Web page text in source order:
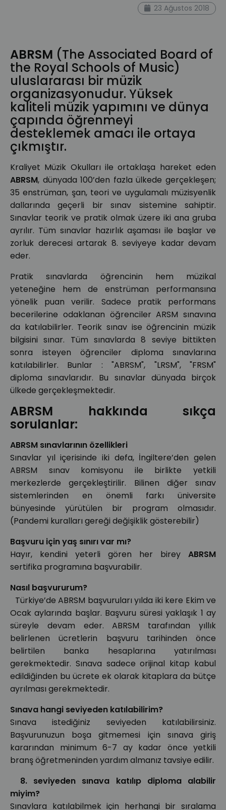
23 Ağustos 2018
ABRSM (The Associated Board of
the Royal Schools of Music)
uluslararası bir müzik
organizasyonudur. Yüksek
kaliteli müzik yapımını ve dünya
çapında öğrenmeyi
desteklemek amacı ile ortaya
çıkmıştır.
Kraliyet Müzik Okulları ile ortaklaşa hareket eden
ABRSM, dünyada 100’den fazla ülkede gerçekleşen;
35 enstrüman, şan, teori ve uygulamalı müzisyenlik
dallarında geçerli bir sınav sistemine sahiptir.
Sınavlar teorik ve pratik olmak üzere iki ana gruba
ayrılır. Tüm sınavlar hazırlık aşaması ile başlar ve
zorluk derecesi artarak 8. seviyeye kadar devam
eder.
Pratik sınavlarda öğrencinin hem müzikal
yeteneğine hem de enstrüman performansına
yönelik puan verilir. Sadece pratik performans
becerilerine odaklanan öğrenciler ARSM sınavına
da katılabilirler. Teorik sınav ise öğrencinin müzik
bilgisini sınar. Tüm sınavlarda 8 seviye bittikten
sonra isteyen öğrenciler diploma sınavlarına
katılabilirler. Bunlar : "ABRSM", "LRSM", "FRSM"
diploma sınavlarıdır. Bu sınavlar dünyada birçok
ülkede gerçekleşmektedir.
ABRSM hakkında sıkça
sorulanlar:
ABRSM sınavlarının özellikleri
Sınavlar yıl içerisinde iki defa, İngiltere’den gelen
ABRSM sınav komisyonu ile birlikte yetkili
merkezlerde gerçekleştirilir. Bilinen diğer sınav
sistemlerinden en önemli farkı üniversite
bünyesinde yürütülen bir program olmasıdır.
(Pandemi kuralları gereği değişiklik gösterebilir)
Başvuru için yaş sınırı var mı?
Hayır, kendini yeterli gören her birey ABRSM
sertifika programına başvurabilir.
Nasıl başvururum?
Türkiye’de ABRSM başvuruları yılda iki kere Ekim ve
Ocak aylarında başlar. Başvuru süresi yaklaşık 1 ay
süreyle devam eder. ABRSM tarafından yıllık
belirlenen ücretlerin başvuru tarihinden önce
belirtilen banka hesaplarına yatırılması
gerekmektedir. Sınava sadece orijinal kitap kabul
edildiğinden bu ücrete ek olarak kitaplara da bütçe
ayrılması gerekmektedir.
Sınava hangi seviyeden katılabilirim?
Sınava istediğiniz seviyeden katılabilirsiniz.
Başvurunuzun boşa gitmemesi için sınava giriş
kararından minimum 6-7 ay kadar önce yetkili
branş öğretmeninden yardım almanız tavsiye edilir.
8. seviyeden sınava katılıp diploma alabilir
miyim?
Sınavlara katılabilmek için herhangi bir sıralama